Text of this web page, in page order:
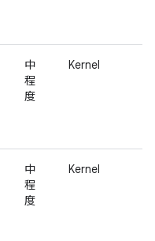
中
程
度
Kernel
中
程
度
Kernel